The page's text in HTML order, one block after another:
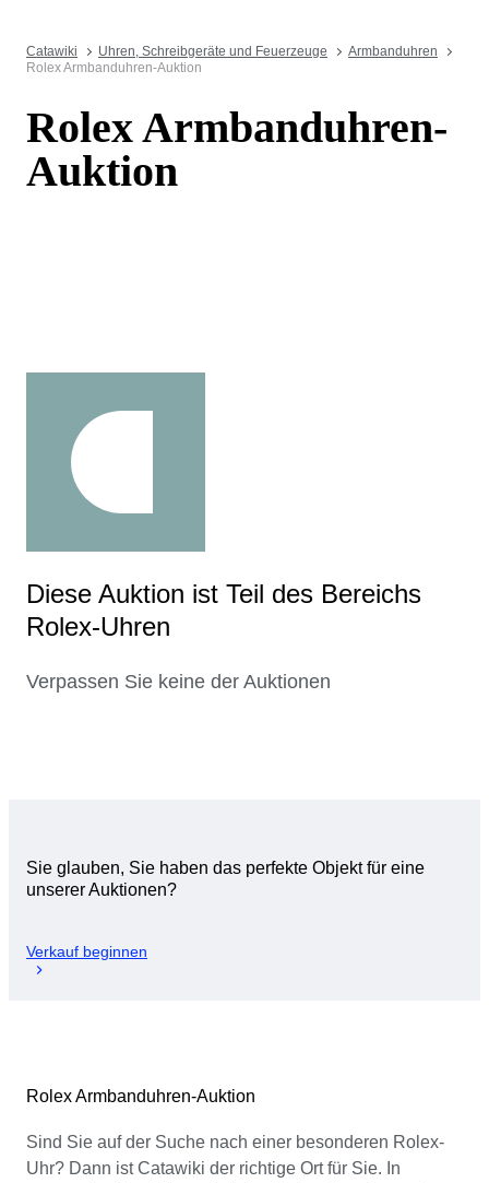
Catawiki Uhren, Schreibgeräte und Feuerzeuge
Armbanduhren
Rolex Armbanduhren-Auktion
Rolex Armbanduhren-
Auktion
Diese Auktion ist Teil des Bereichs
Rolex-Uhren
Verpassen Sie keine der Auktionen
Sie glauben, Sie haben das perfekte Objekt für eine
unserer Auktionen?
Verkauf beginnen
Rolex Armbanduhren-Auktion
Sind Sie auf der Suche nach einer besonderen Rolex-
Uhr? Dann ist Catawiki der richtige Ort für Sie. In